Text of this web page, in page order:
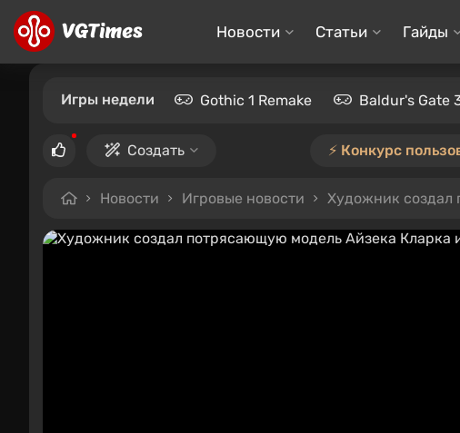
Новости Статьи Гайды
Игры недели Gothic 1 Remake Baldur's Gate
Создать ⚡️ Конкурс
Новости Игровые новости Художник создал